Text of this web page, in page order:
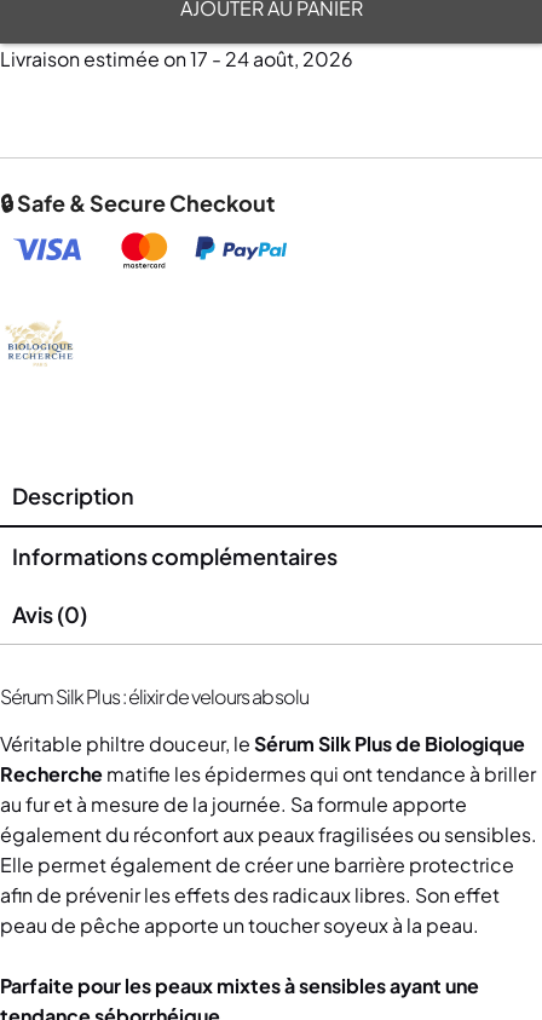
AJOUTER AU PANIER
Livraison estimée on 17 - 24 août, 2026
🔒 Safe & Secure Checkout
Description
Informations complémentaires
Avis (0)
Sérum Silk Plus : élixir de velours absolu
Véritable philtre douceur, leSérum Silk Plus de Biologique
Recherchematifie les épidermes qui ont tendance à briller
au fur et à mesure de la journée. Sa formule apporte
également du réconfort aux peaux fragilisées ou sensibles.
Elle permet également de créer une barrière protectrice
afin de prévenir les effets des radicaux libres. Son effet
peau de pêche apporte un toucher soyeux à la peau.
Parfaite pour les peaux mixtes à sensibles ayant une